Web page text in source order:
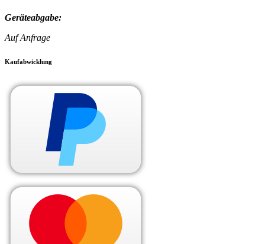
Geräteabgabe:
Auf Anfrage
Kaufabwicklung